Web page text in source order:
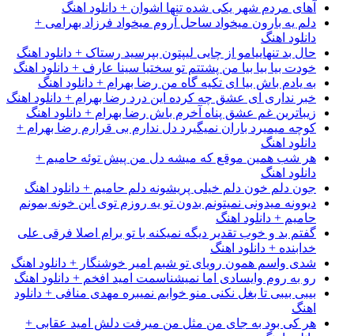
آهای مردم شهر یکی شده تنها اشوان + دانلود اهنگ
دلم یه بارون میخواد ساحل آروم میخواد فرزاد بهرامی +
دانلود اهنگ
حال بد تنهاییامو از چایی لیپتون بپرسید رستاک + دانلود اهنگ
خودت بیا بیا بیا من پشتتم تو سختیا سینا عارف + دانلود اهنگ
به یادم باش بیا ای تکیه گاه من رضا بهرام + دانلود اهنگ
خبر نداری ای عشق چه کرده این درد رضا بهرام + دانلود اهنگ
زیباترین غم عشق پناه آخرم باش رضا بهرام + دانلود اهنگ
کوچه میمیرد باران نمیگیرد دل ندارم بی قرارم رضا بهرام +
دانلود اهنگ
هر شب همین موقع که میشه دل من پیش توئه حامیم +
دانلود اهنگ
جون دلم خون دلم خیلی پریشونه دلم حامیم + دانلود اهنگ
دیوونه میدونی نمیتونم بدون تو یه روزم توی این خونه بمونم
حامیم + دانلود اهنگ
گفتم بد و خوب تقدیر دیگه نمیکنه با تو برام اصلا فرقی علی
خدابنده + دانلود اهنگ
شدی واسم همون رویای تو شبم امیر خوشنگار + دانلود اهنگ
رو به روم وایسادی اما نمیشناسمت امید افخم + دانلود اهنگ
بیبی بیبی تا بغل نکنی منو خوابم نمیبره مهدی منافی + دانلود
اهنگ
هر کی بود به جای من مثل من میرفت دلش امید عقابی +